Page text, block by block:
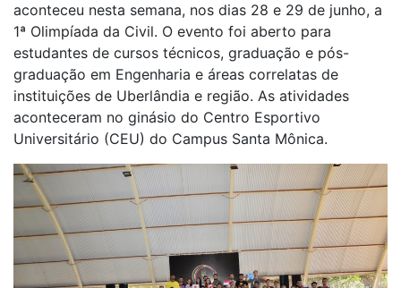
aconteceu nesta semana, nos dias 28 e 29 de junho, a
1ª Olimpíada da Civil. O evento foi aberto para
estudantes de cursos técnicos, graduação e pós-
graduação em Engenharia e áreas correlatas de
instituições de Uberlândia e região. As atividades
aconteceram no ginásio do Centro Esportivo
Universitário (CEU) do Campus Santa Mônica.